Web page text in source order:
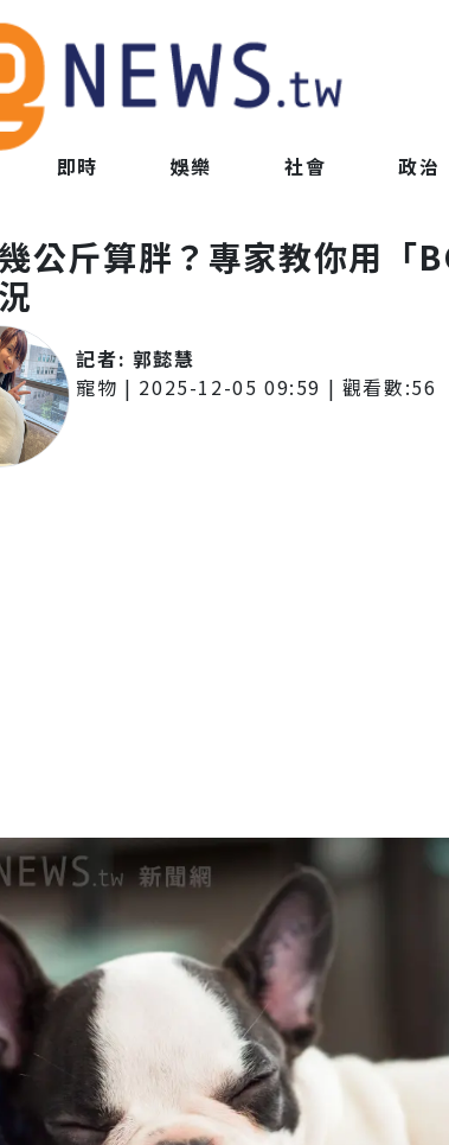
即時 娛樂 社會 政治
公斤算胖？專家教你用「
記者: 郭懿慧
寵物 | 2025-12-05 09:59 | 觀看數:56